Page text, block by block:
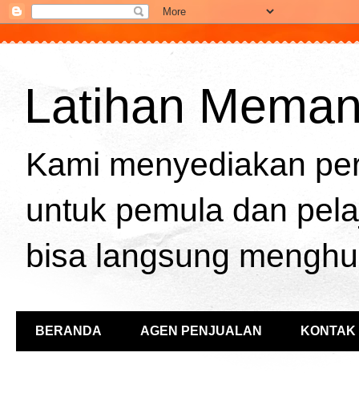
Latihan
Kami menyediakan
untuk pemula dan
bisa langsung
BERANDA AGEN PENJUALAN